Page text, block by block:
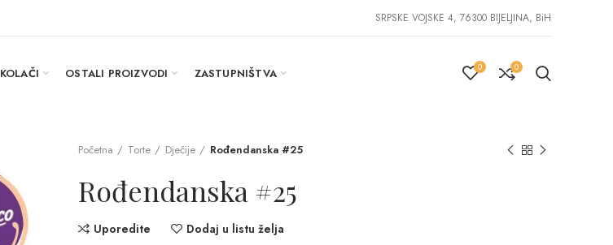
SRPSKE VOJSKE 4, 76300 BIJELJINA, BiH
KOLAČI OSTALI PROIZVODI ZASTUPNIŠTVA 0 0
Početna Torte Dječije Rođendanska #25
Rođendanska #25
Uporedite Dodaj u listu želja